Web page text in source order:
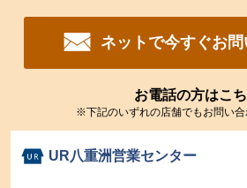
ネットで今すぐお
お電話の方はこ
※下記のいずれの店舗でもお問い合
UR八重洲営業センター